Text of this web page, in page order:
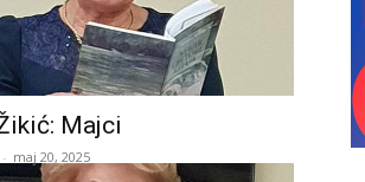
Majci
- maj 20, 2025